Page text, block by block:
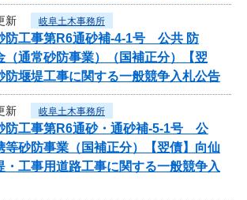
新 岐阜土木事務所
防工事第R6通砂補-4-1号 公共 防
（通常砂防事業）（国補正分）【翌
堰堤工事に関する一般競争入札公告
新 岐阜土木事務所
防工事第R6通砂・通砂補-5-1号 公
砂防事業（国補正分）【翌債】向仙
工事用道路工事に関する一般競争入